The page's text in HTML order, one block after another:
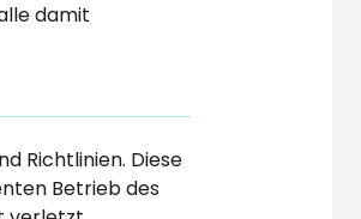
damit
Richtlinien. Diese
Betrieb des